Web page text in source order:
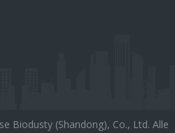
Biodusty (Shandong), Co., Ltd. Alle